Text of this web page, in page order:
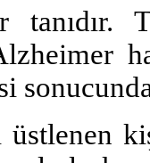
üstlenen